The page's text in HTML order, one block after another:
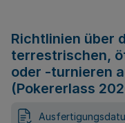
Richtlinien über
terrestrischen,
oder -turnieren
(Pokererlass